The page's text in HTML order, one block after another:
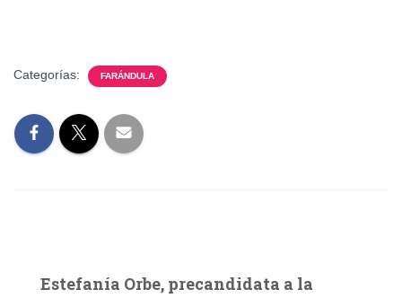
Categorías: FARÁNDULA
Estefanía Orbe, precandidata a la